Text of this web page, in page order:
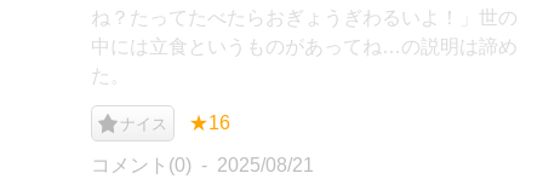
ね？たってたべたらおぎょうぎわるいよ！」世の
中には立食というものがあってね…の説明は諦め
た。
ナイス ★16
コメント(0) 2025/08/21